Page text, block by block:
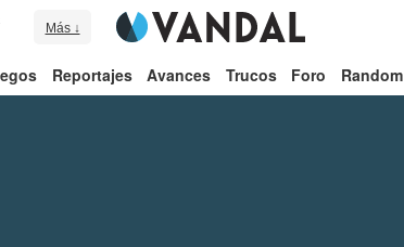
Más ↓
Reportajes Avances Trucos Foro Random